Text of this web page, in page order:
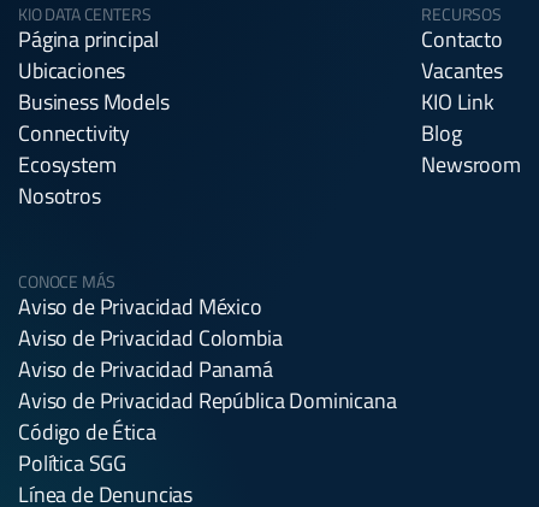
KIO DATA CENTERS
Página principal
Ubicaciones
Business Models
Connectivity
Ecosystem
Nosotros
RECURSOS
Contacto
Vacantes
KIO Link
Blog
Newsroom
CONOCE MÁS
Aviso de Privacidad México
Aviso de Privacidad Colombia
Aviso de Privacidad Panamá
Aviso de Privacidad República Dominicana
Código de Ética
Política SGG
Línea de Denuncias